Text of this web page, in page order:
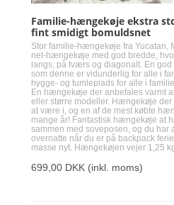
Familie-hængekøje ekstra
fint smidigt bomuldsnet
Stor familie-hængekøje fra Yucatan,
net-hængekøje med god bredde,
langs, på tværs og diagonalt. En
som denne er vidunderlig for alle i
hygge- og tumleplads for alle i
En hængekøje der anbefales varmt
eller større modeller. Hængekøje
at være i, og en af de mest købte
mange år! Fantastisk hængekøje at
sammen med soveposen, og du har
overnatte når du er på backpack
masse nyt. Hængekøjen vejer 1,25
699,00 DKK (inkl. moms)